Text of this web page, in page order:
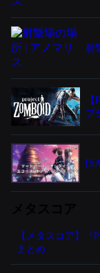
射
プ
【メタスコア】『
まとめ